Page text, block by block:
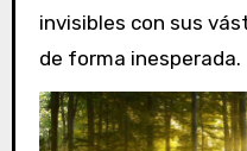
invisibles con sus
de forma inesperada.